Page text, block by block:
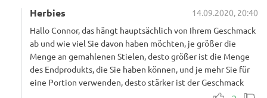
Herbies
14.09.2020, 20:40
Hallo Connor, das hängt hauptsächlich von Ihrem Geschmack
ab und wie viel Sie davon haben möchten, je größer die
Menge an gemahlenen Stielen, desto größer ist die Menge
des Endprodukts, die Sie haben können, und je mehr Sie für
eine Portion verwenden, desto stärker ist der Geschmack